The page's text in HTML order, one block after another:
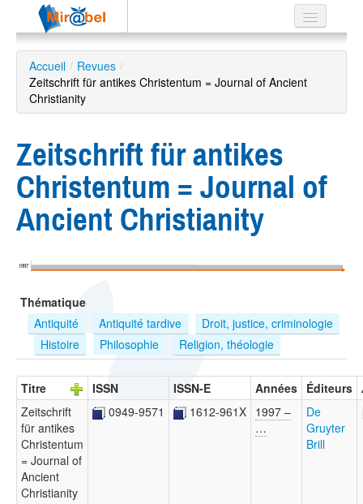
Le réseau
Soutien
Listes
Recherche
avancée
Accueil / Revues /
Zeitschrift für antikes Christentum = Journal of Ancient
Christianity
Zeitschrift für antikes
Christentum = Journal of
Ancient Christianity
1997
Thématique
Antiquité
Antiquité tardive
Droit, justice, criminologie
Histoire
Philosophie Religion, théologie
Titre ISSN ISSN-E Années Éditeurs
Zeitschrift
für antikes
Christentum
= Journal of
Ancient
Christianity
0949-9571 1612-961X 1997 –
…
De
Gruyter
Brill